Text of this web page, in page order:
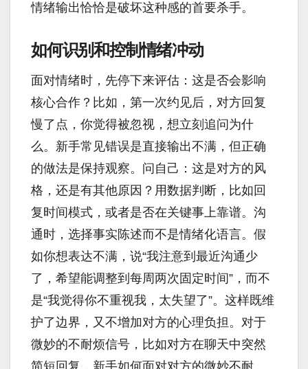
情绪输出恰恰是破坏这种感的首要杀手。
如何识别和控制情绪冲动
面对情绪时，先停下来评估：这是否会影响
核心合作？比如，第一次约见后，对方回复
慢了点，你觉得被忽视，想立刻追问为什
么。新手常见错误是直接输出不满，但正确
的做法是保持观察。问自己：这是对方的风
格，还是有其他原因？用数据判断，比如回
复时间模式，或者是否在关键事上靠谱。沟
通时，选择事实陈述而不是情绪化语言。假
如你想表达不满，说“我注意到最近沟通少
了，希望能调整到每周两次固定时间”，而不
是“我觉得你不重视我，太失望了”。这样既维
护了边界，又不增加对方的心理负担。对于
微妙的不耐烦信号，比如对方在聊天中突然
简短回复，新手如何面对对方的微妙不耐